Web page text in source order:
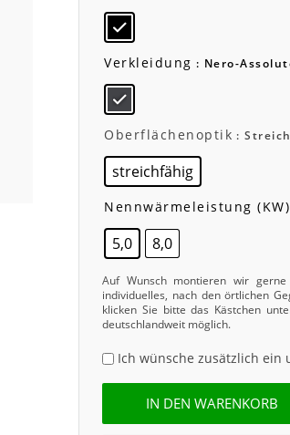
Verkleidung : Nero-
Oberflächenoptik :
streichfähig
Nennwärmeleistung (kW)
5,0 8,0
Auf Wunsch montieren wir
individuelles, nach den örtlichen
klicken Sie bitte das Kästchen
deutschlandweit möglich.
Ich wünsche zusätzlich ein
IN DEN WARENKORB